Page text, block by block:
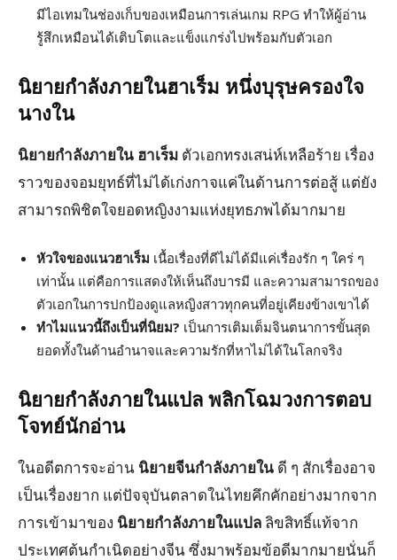
มีไอเทมในช่องเก็บของเหมือนการเล่นเกม RPG ทำให้ผู้อ่าน
รู้สึกเหมือนได้เติบโตและแข็งแกร่งไปพร้อมกับตัวเอก
นิยายกำลังภายในฮาเร็ม หนึ่งบุรุษครองใจ
นางใน
นิยายกำลังภายใน ฮาเร็ม ตัวเอกทรงเสน่ห์เหลือร้าย เรื่อง
ราวของจอมยุทธ์ที่ไม่ได้เก่งกาจแค่ในด้านการต่อสู้ แต่ยัง
สามารถพิชิตใจยอดหญิงงามแห่งยุทธภพได้มากมาย
หัวใจของแนวฮาเร็ม เนื้อเรื่องที่ดีไม่ได้มีแค่เรื่องรัก ๆ ใคร่ ๆ
เท่านั้น แต่คือการแสดงให้เห็นถึงบารมี และความสามารถของ
ตัวเอกในการปกป้องดูแลหญิงสาวทุกคนที่อยู่เคียงข้างเขาได้
ทำไมแนวนี้ถึงเป็นที่นิยม? เป็นการเติมเต็มจินตนาการขั้นสุด
ยอดทั้งในด้านอำนาจและความรักที่หาไม่ได้ในโลกจริง
นิยายกำลังภายในแปล พลิกโฉมวงการตอบ
โจทย์นักอ่าน
ในอดีตการจะอ่าน นิยายจีนกำลังภายใน ดี ๆ สักเรื่องอาจ
เป็นเรื่องยาก แต่ปัจจุบันตลาดในไทยคึกคักอย่างมากจาก
การเข้ามาของ นิยายกำลังภายในแปลลิขสิทธิ์แท้จาก
ประเทศต้นกำเนิดอย่างจีน ซึ่งมาพร้อมข้อดีมากมายนั่นก็